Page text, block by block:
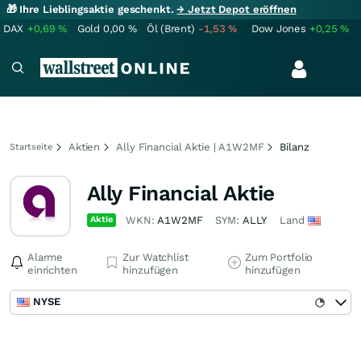
🎁 Ihre Lieblingsaktie geschenkt.→ Jetzt Depot eröffnen
DAX +0,69% Gold 0,00 % Öl (Brent) -1,53% Dow Jones +0,25%
Startseite Aktien Ally Financial Aktie | A1W2MF Bilanz
Ally Financial Aktie
Aktie WKN:A1W2MF SYM: ALLY Land
Alarme
einrichten
Zur Watchlist
hinzufügen
Zum Portfolio
hinzufügen
NYSE